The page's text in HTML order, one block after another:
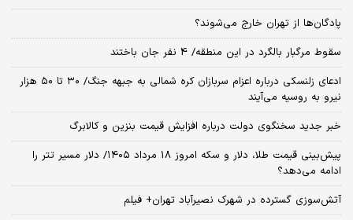
پادگان‌ها از تهران خارج می‌شوند؟
سقوط مرگبار بالگرد در این منطقه/ 4 نفر جان باختند
ادعای زلنسکی درباره اعزام سربازان کره شمالی به جبهه جنگ/ ۳۰ تا ۵۰ هزار
نیرو به روسیه می‌آیند
خبر جدید سخنگوی دولت درباره افزایش قیمت بنزین و کالابرگ
پیش‌بینی قیمت طلا، دلار و سکه امروز 18 مرداد ۱۴۰۵/ دلار مسیر تتر را
ادامه می‌دهد؟
آتش‌سوزی گسترده در شهرک نصیرآباد تهران+ فیلم